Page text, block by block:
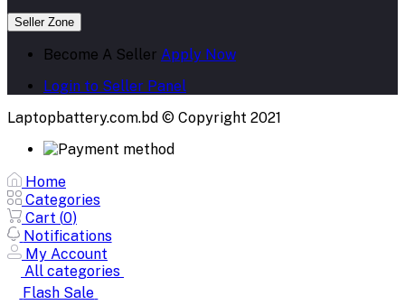
Seller Zone
Become A Seller Apply Now
Login to Seller Panel
Laptopbattery.com.bd © Copyright 2021
Home
Categories
Cart (0)
Notifications
My Account
All categories
Flash Sale